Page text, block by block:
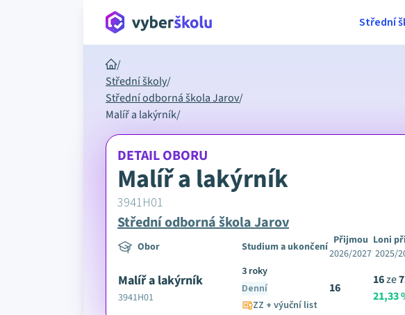
Střední
/
Střední školy/
Střední odborná škola Jarov/
Malíř a lakýrník/
DETAIL OBORU
Malíř a lakýrník
3941H01
Střední odborná škola Jarov
Obor Studium a ukončení Přijmou
2026/2027
Loni
2025/
Malíř a lakýrník
3941H01
3 roky
Denní
ZZ + výuční list
16
16ze
21,33